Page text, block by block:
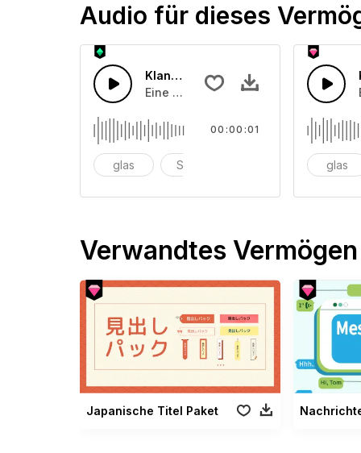
Audio für dieses
Klangschale 10
Eine Ansammlung von
glas Schüssel
00:00:01
glas
Verwandtes Vermögen
Japanische Titel Paket